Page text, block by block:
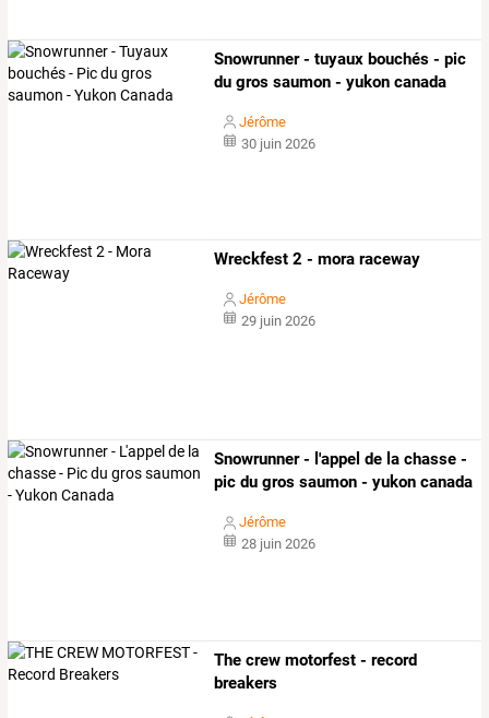
Snowrunner - tuyaux bouchés - pic
du gros saumon - yukon canada
Jérôme
30 juin 2026
Wreckfest 2 - mora raceway
Jérôme
29 juin 2026
Snowrunner - l'appel de la chasse -
pic du gros saumon - yukon canada
Jérôme
28 juin 2026
The crew motorfest - record
breakers